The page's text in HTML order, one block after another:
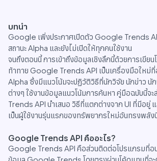
บทนำ
Google เพิ่งประกาศเปิดตัว Google Trends
สถานะ Alpha และยังไม่เปิดให้ทุกคนใช้งาน
จนถึงตอนนี้ การเข้าถึงข้อมูลเชิงลึกนี้ด้วยการเขียน
ท้าทาย Google Trends API เป็นเครื่องมือใหม่
Alpha ซึ่งมีแนวโน้มจะปฏิวัติวิธีที่นักวิจัย นักข่าว นั
ต่างๆ ใช้งานข้อมูลแนวโน้มการค้นหา คู่มือฉบับนี้จ
Trends API นำเสนอ วิธีที่แตกต่างจาก UI ที่มีอยู่
เป็นผู้ใช้งานรุ่นแรกของทรัพยากรใหม่อันทรงพลัง
Google Trends API คืออะไร?
Google Trends API คือส่วนติดต่อโปรแกรมที่อ